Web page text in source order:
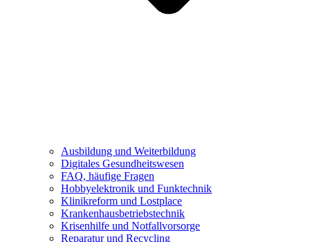
Ausbildung und Weiterbildung
Digitales Gesundheitswesen
FAQ, häufige Fragen
Hobbyelektronik und Funktechnik
Klinikreform und Lostplace
Krankenhausbetriebstechnik
Krisenhilfe und Notfallvorsorge
Reparatur und Recycling